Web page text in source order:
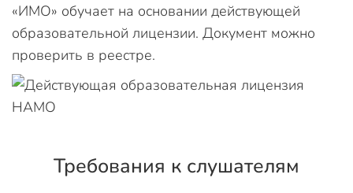
«ИМО» обучает на основании действующей
образовательной лицензии. Документ можно
проверить в реестре.
Требования к слушателям